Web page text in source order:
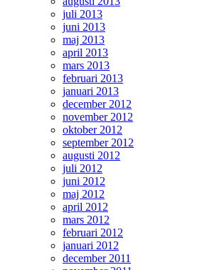
juli 2013
juni 2013
maj 2013
april 2013
mars 2013
februari 2013
januari 2013
december 2012
november 2012
oktober 2012
september 2012
augusti 2012
juli 2012
juni 2012
maj 2012
april 2012
mars 2012
februari 2012
januari 2012
december 2011